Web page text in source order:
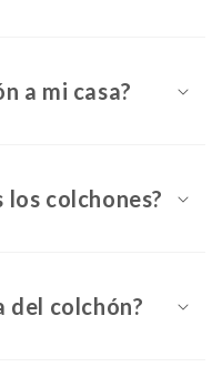
a mi casa?
los colchones?
del colchón?